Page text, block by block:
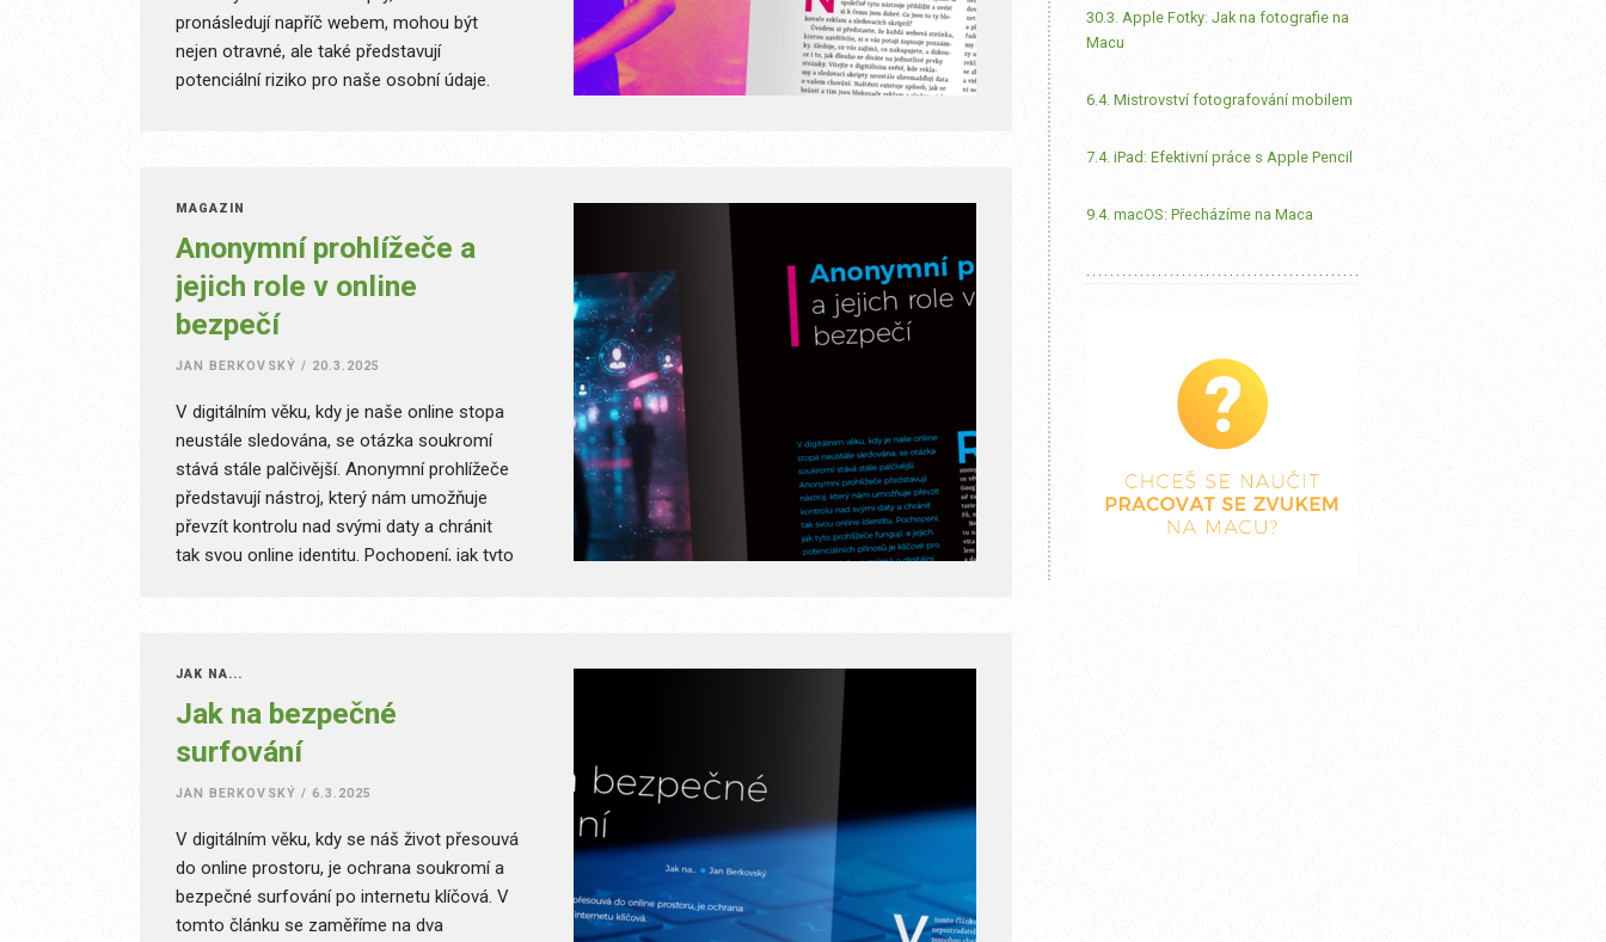
pronásledují napříč webem, mohou být
nejen otravné, ale také představují
potenciální riziko pro naše osobní údaje.
MAGAZÍN
Anonymní prohlížeče a
jejich role v online
bezpečí
JAN BERKOVSKÝ / 20.3.2025
V digitálním věku, kdy je naše online stopa
neustále sledována, se otázka soukromí
stává stále palčivější. Anonymní prohlížeče
představují nástroj, který nám umožňuje
převzít kontrolu nad svými daty a chránit
tak svou online identitu. Pochopení, jak tyto
JAK NA...
Jak na bezpečné
surfování
JAN BERKOVSKÝ / 6.3.2025
V digitálním věku, kdy se náš život přesouvá
do online prostoru, je ochrana soukromí a
bezpečné surfování po internetu klíčová. V
tomto článku se zaměříme na dva
30.3. Apple Fotky: Jak na fotografie na
Macu
6.4. Mistrovství fotografování mobilem
7.4. iPad: Efektivní práce s Apple Pencil
9.4. macOS: Přecházíme na Maca